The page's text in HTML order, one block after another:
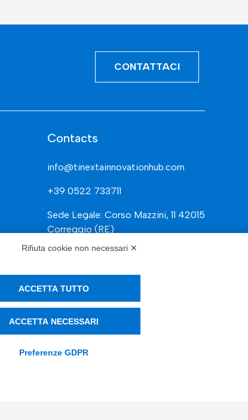
CONTATTACI
Contacts
info@tinextainnovationhub.com
+39 0522 733711
Sede Legale: Corso Mazzini, 11 42015
Correggio (RE)
Privacy Policy
Rifiuta cookie non necessari ✕
ACCETTA TUTTO
ACCETTA NECESSARI
Preferenze GDPR